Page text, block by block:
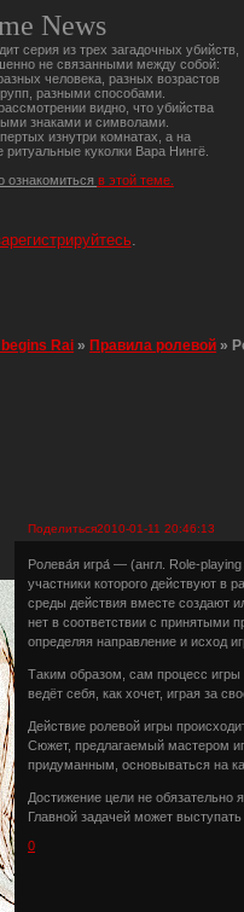
News
серия из трех загадочных убийств,
не связанными между собой:
человека, разных возрастов
разными способами.
видно, что убийства
знаками и символами.
изнутри комнатах, а на
ритуальные куколки Вара Нингё.
ознакомиться в этой теме.
.
Rai »Правила ролевой »
Поделиться2010-01-11 20:46:13
Ролева́я игра́ — (англ. Role-
участники которого действуют в
среды действия вместе создают
нет в соответствии с принятыми
определяя направление и исход
Таким образом, сам процесс игры
ведёт себя, как хочет, играя за
Действие ролевой игры
Сюжет, предлагаемый мастером
придуманным, основываться на
Достижение цели не обязательно
Главной задачей может
0